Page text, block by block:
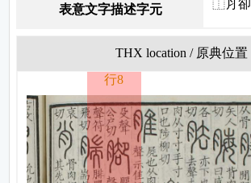
表意文字描述字元
⿰⺼卻
THX location / 原典位置
行8